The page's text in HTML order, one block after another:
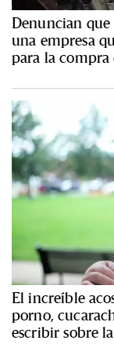
Denuncian que
una empresa
para la compra
El increíble
porno,
escribir sobre